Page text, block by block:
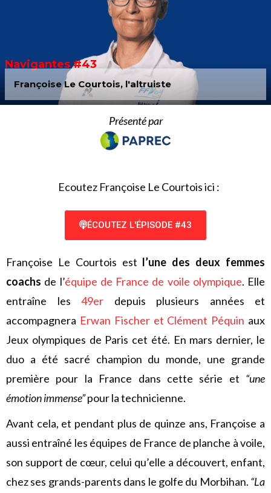
Navigantes #43
Françoise Le Courtois, l'altruiste
Présenté par
Ecoutez Françoise Le Courtois ici :
ÉCOUTEZ L'ÉPISODE #43
Françoise Le Courtois est l’une des deux femmes
coachs de l’équipe de France de voile olympique. Elle
entraîne les 49er depuis plusieurs années et
accompagnera Erwan Fischer et Clément Péquin aux
Jeux olympiques de Paris cet été. En mars dernier, le
duo a été sacré champion du monde, une grande
première pour la France dans cette série et “une
émotion immense”pour la technicienne.
Avant cela, et pendant plus de quinze ans, Françoise a
aussi entraîné les équipes de France de planche à voile,
son support de cœur, celui qu’elle a découvert, enfant,
chez ses grands-parents dans le golfe du Morbihan. “La